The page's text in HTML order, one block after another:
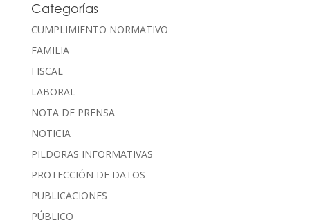
Categorías
CUMPLIMIENTO NORMATIVO
FAMILIA
FISCAL
LABORAL
NOTA DE PRENSA
NOTICIA
PILDORAS INFORMATIVAS
PROTECCIÓN DE DATOS
PUBLICACIONES
PÚBLICO